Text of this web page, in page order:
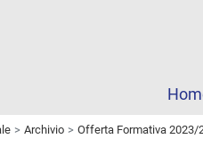
Archivio Offerta Formativa 2023/